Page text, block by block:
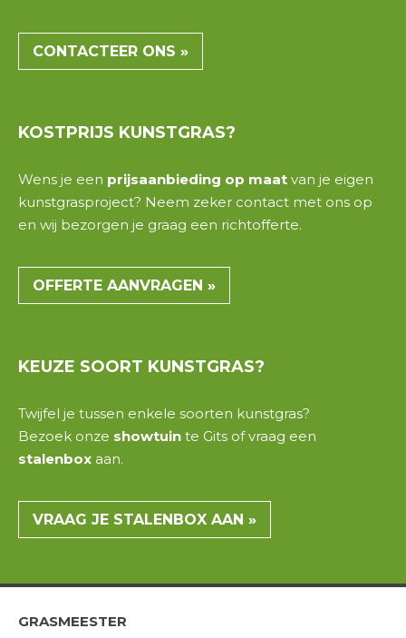
CONTACTEER ONS »
KOSTPRIJS KUNSTGRAS?
Wens je een prijsaanbieding op maat van je eigen
kunstgrasproject? Neem zeker contact met ons op
en wij bezorgen je graag een richtofferte.
OFFERTE AANVRAGEN »
KEUZE SOORT KUNSTGRAS?
Twijfel je tussen enkele soorten kunstgras?
Bezoek onze showtuin te Gits of vraag een
stalenbox aan.
VRAAG JE STALENBOX AAN »
GRASMEESTER